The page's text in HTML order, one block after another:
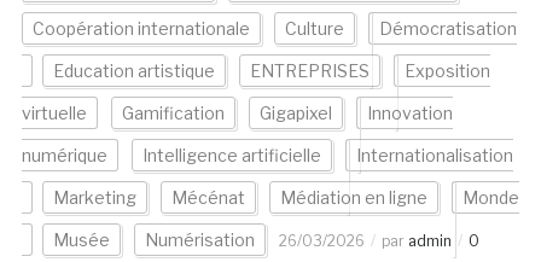
Coopération internationale Culture Démocratisation
Education artistique ENTREPRISES Exposition
virtuelle Gamification Gigapixel Innovation
numérique Intelligence artificielle Internationalisation
Marketing Mécénat Médiation en ligne Monde
Musée Numérisation 26/03/2026 par admin
0